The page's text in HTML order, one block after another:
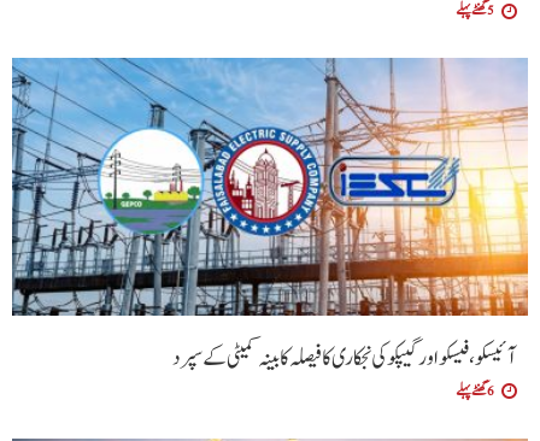
5 گھنٹے پہلے
آئیسکو، فیسکو اور گیپکو کی نجکاری کا فیصلہ کابینہ کمیٹی کے سپرد
6 گھنٹے پہلے